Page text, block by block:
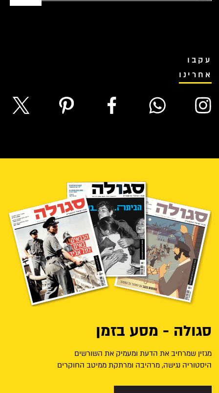
עקבו
אחרינו
סגולה - מסע בזמן
מגזין שמרחיב את הדעת ומעמיק את השורשים
היסטוריה נגישה, מרהיבה ומרתקת ממיטב החוקרים